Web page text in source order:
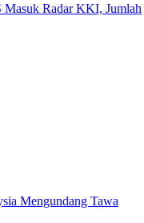
Masuk Radar KKI, Jumlah
Mengundang Tawa